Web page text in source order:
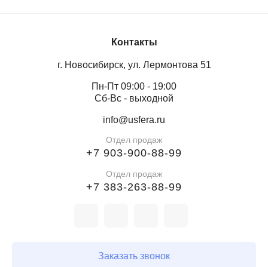
Контакты
г. Новосибирск, ул. Лермонтова 51
Пн-Пт 09:00 - 19:00
Сб-Вс - выходной
info@usfera.ru
Отдел продаж
+7 903-900-88-99
Отдел продаж
+7 383-263-88-99
Заказать звонок